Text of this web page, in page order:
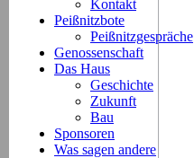
Kontakt
Peißnitzbote
Peißnitzgespräche
Genossenschaft
Das Haus
Geschichte
Zukunft
Bau
Sponsoren
Was sagen andere